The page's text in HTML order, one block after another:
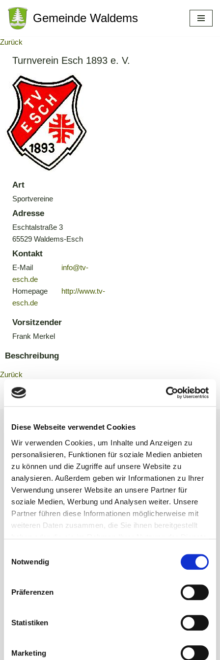
Diese Webseite verwendet Cookies
Wir verwenden Cookies, um Inhalte und Anzeigen zu
personalisieren, Funktionen für soziale Medien anbieten
zu können und die Zugriffe auf unsere Website zu
analysieren. Außerdem geben wir Informationen zu Ihrer
Verwendung unserer Website an unsere Partner für
soziale Medien, Werbung und Analysen weiter. Unsere
Partner führen diese Informationen möglicherweise mit
weiteren Daten zusammen, die Sie ihnen bereitgestellt
Notwendig
Präferenzen
Statistiken
Marketing
Zum
Inhalt
Gemeinde Waldems
Zurück
Turnverein Esch 1893 e. V.
Art
Sportvereine
Adresse
Eschtalstraße 3
65529 Waldems-Esch
Kontakt
E-Mail
info@tv-
esch.de
Homepage
http://www.tv-
esch.de
Vorsitzender
Frank Merkel
Beschreibung
Zurück
Kontakt
Gemeinde Waldems
Rathaus (Gemeindeverwaltung)
Schulgasse 2
65529 Waldems-Esch
bgm@gemeinde-waldems.de